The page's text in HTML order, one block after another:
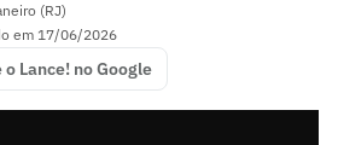
(RJ)
em 17/06/2026
o Lance! no Google